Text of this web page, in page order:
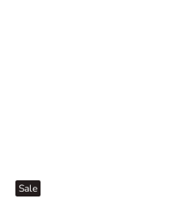
Sale